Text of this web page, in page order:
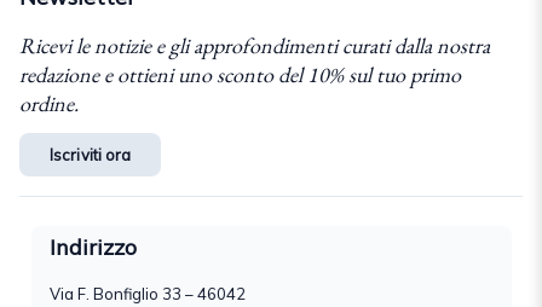
Ricevi le notizie e gli approfondimenti curati dalla nostra
redazione e ottieni uno sconto del 10% sul tuo primo
ordine.
Iscriviti ora
Indirizzo
Via F. Bonfiglio 33 – 46042